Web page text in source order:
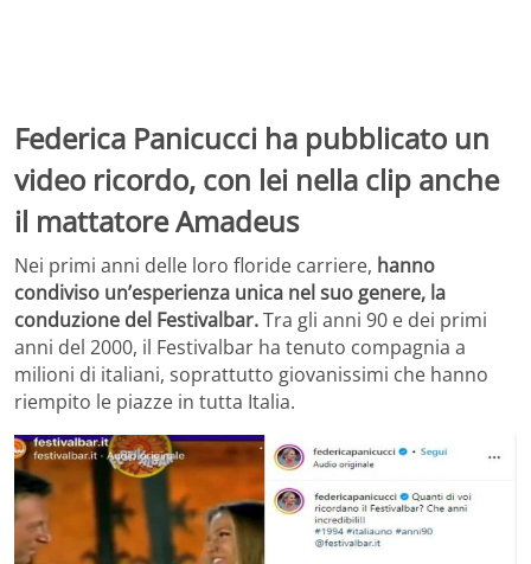
Federica Panicucci ha pubblicato un
video ricordo, con lei nella clip anche
il mattatore Amadeus
Nei primi anni delle loro floride carriere, hanno
condiviso un’esperienza unica nel suo genere, la
conduzione del Festivalbar.Tra gli anni 90 e dei primi
anni del 2000, il Festivalbar ha tenuto compagnia a
milioni di italiani, soprattutto giovanissimi che hanno
riempito le piazze in tutta Italia.